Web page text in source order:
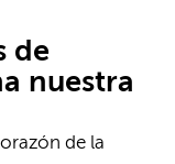
de
nuestra
de la